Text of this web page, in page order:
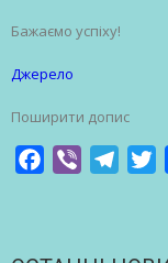
Бажаємо успіху!
Джерело
Поширити допис
Facebook
Viber